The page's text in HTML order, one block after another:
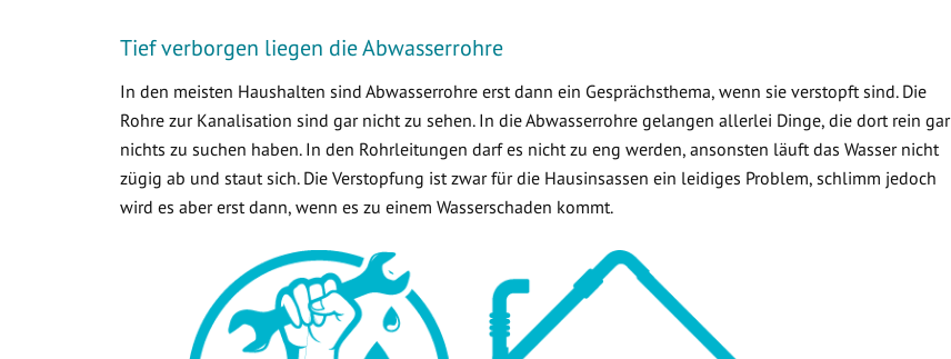
Tief verborgen liegen die Abwasserrohre
In den meisten Haushalten sind Abwasserrohre erst dann ein Gesprächsthema, wenn sie verstopft sind. Die
Rohre zur Kanalisation sind gar nicht zu sehen. In die Abwasserrohre gelangen allerlei Dinge, die dort rein gar
nichts zu suchen haben. In den Rohrleitungen darf es nicht zu eng werden, ansonsten läuft das Wasser nicht
zügig ab und staut sich. Die Verstopfung ist zwar für die Hausinsassen ein leidiges Problem, schlimm jedoch
wird es aber erst dann, wenn es zu einem Wasserschaden kommt.